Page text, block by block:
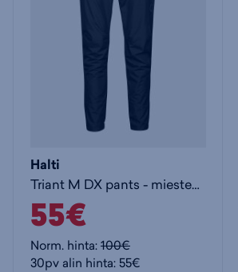
Halti
Triant M DX pants - miesten kuorihousut
55€
Norm. hinta:100€
30pv alin hinta: 55€